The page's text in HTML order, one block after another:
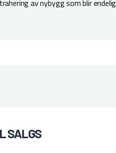
av nybygg som blir
SALGS